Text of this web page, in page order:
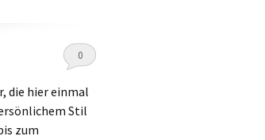
0
die hier einmal
Stil
zum